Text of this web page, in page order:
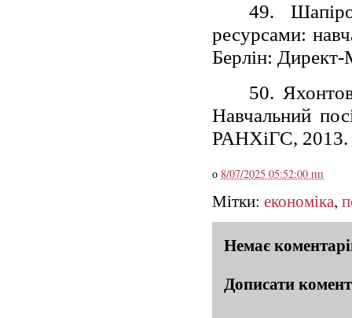
49.
ресурсами:
Берлін:
50.
Навчальний
РАНХіГС, 2013.
о 8/07/2025 05:52:00 пп
Мітки: економіка,
Немає
Дописати